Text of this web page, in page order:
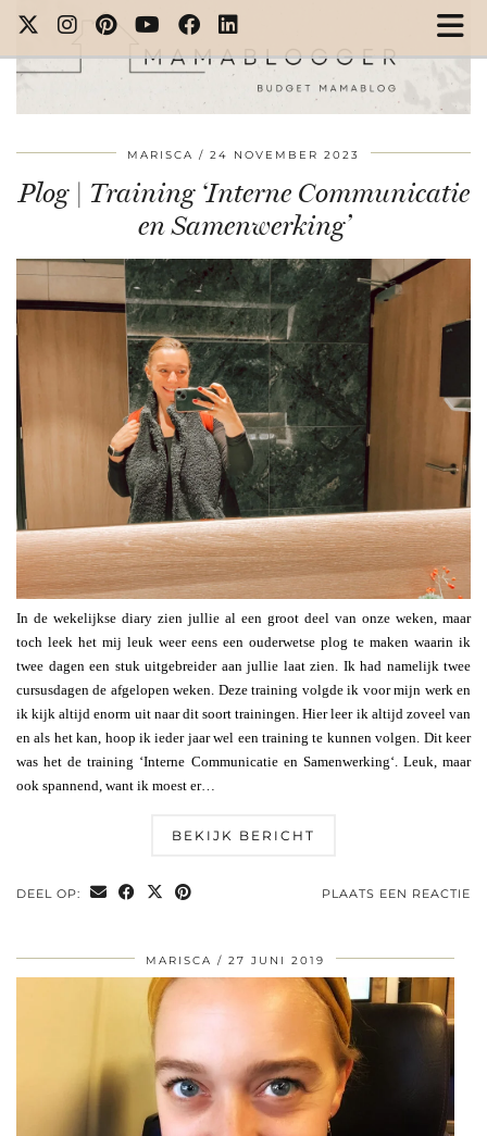
MARISCA 24 NOVEMBER 2023
Plog | Training ‘Interne Communicatie
en Samenwerking’
In de wekelijkse diary zien jullie al een groot deel van onze weken, maar
toch leek het mij leuk weer eens een ouderwetse plog te maken waarin ik
twee dagen een stuk uitgebreider aan jullie laat zien. Ik had namelijk twee
cursusdagen de afgelopen weken. Deze training volgde ik voor mijn werk en
ik kijk altijd enorm uit naar dit soort trainingen. Hier leer ik altijd zoveel van
en als het kan, hoop ik ieder jaar wel een training te kunnen volgen. Dit keer
was het de training ‘Interne Communicatie en Samenwerking‘. Leuk, maar
ook spannend, want ik moest er…
BEKIJK BERICHT
DEEL OP: PLAATS EEN REACTIE
MARISCA 27 JUNI 2019